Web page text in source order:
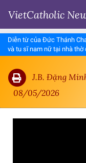
VietCatholic
Diễn từ của Đức Thánh
và tu sĩ nam nữ tại nhà thờ
J.B. Đặng
08/05/2026